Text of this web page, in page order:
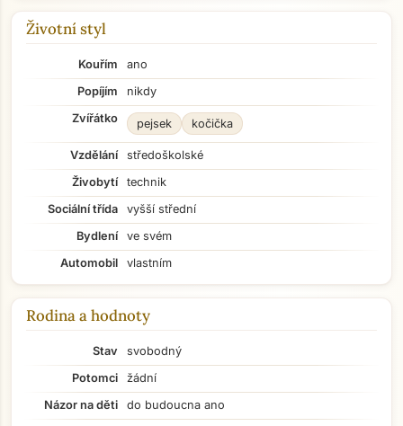
Životní styl
Kouřím
ano
Popíjím
nikdy
Zvířátko
pejsek kočička
Vzdělání
středoškolské
Živobytí
technik
Sociální třída
vyšší střední
Bydlení
ve svém
Automobil
vlastním
Rodina a hodnoty
Stav
svobodný
Potomci
žádní
Názor na děti
do budoucna ano